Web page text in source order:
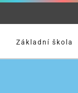
Základní škola